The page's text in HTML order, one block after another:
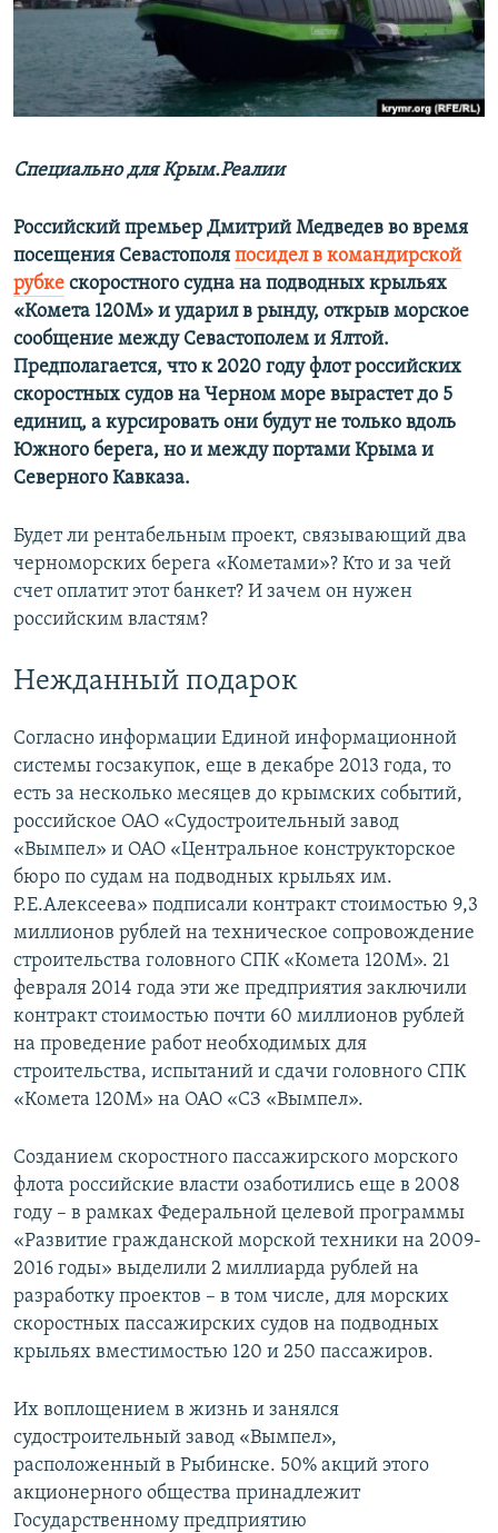
ПОБЕДИТЕЛЕЙ НЕ СУДЯТ?
КРЫМ.НЕПОКОРЕННЫЙ
ELIFBE
ПРИСОЕДИНЯЙТЕСЬ!
Все сайты RFE/RL
Специально для Крым.Реалии
Российский премьер Дмитрий Медведев во время
посещения Севастополя посидел в командирской
рубке скоростного судна на подводных крыльях
«Комета 120М» и ударил в рынду, открыв морское
сообщение между Севастополем и Ялтой.
Предполагается, что к 2020 году флот российских
скоростных судов на Черном море вырастет до 5
единиц, а курсировать они будут не только вдоль
Южного берега, но и между портами Крыма и
Северного Кавказа.
Будет ли рентабельным проект, связывающий два
черноморских берега «Кометами»? Кто и за чей
счет оплатит этот банкет? И зачем он нужен
российским властям?
Нежданный подарок
Согласно информации Единой информационной
системы госзакупок, еще в декабре 2013 года, то
есть за несколько месяцев до крымских событий,
российское ОАО «Судостроительный завод
«Вымпел» и ОАО «Центральное конструкторское
бюро по судам на подводных крыльях им.
Р.Е.Алексеева» подписали контракт стоимостью 9,3
миллионов рублей на техническое сопровождение
строительства головного СПК «Комета 120М». 21
февраля 2014 года эти же предприятия заключили
контракт стоимостью почти 60 миллионов рублей
на проведение работ необходимых для
строительства, испытаний и сдачи головного СПК
«Комета 120М» на ОАО «СЗ «Вымпел».
Созданием скоростного пассажирского морского
флота российские власти озаботились еще в 2008
году – в рамках Федеральной целевой программы
«Развитие гражданской морской техники на 2009-
2016 годы» выделили 2 миллиарда рублей на
разработку проектов – в том числе, для морских
скоростных пассажирских судов на подводных
крыльях вместимостью 120 и 250 пассажиров.
Их воплощением в жизнь и занялся
судостроительный завод «Вымпел»,
расположенный в Рыбинске. 50% акций этого
акционерного общества принадлежит
Государственному предприятию